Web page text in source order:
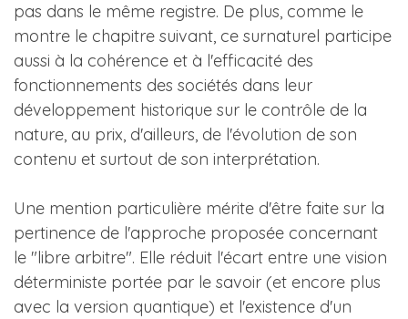
pas dans le même registre. De plus, comme le
montre le chapitre suivant, ce surnaturel participe
aussi à la cohérence et à l'efficacité des
fonctionnements des sociétés dans leur
développement historique sur le contrôle de la
nature, au prix, d'ailleurs, de l'évolution de son
contenu et surtout de son interprétation.
Une mention particulière mérite d'être faite sur la
pertinence de l'approche proposée concernant
le "libre arbitre". Elle réduit l'écart entre une vision
déterministe portée par le savoir (et encore plus
avec la version quantique) et l'existence d'un